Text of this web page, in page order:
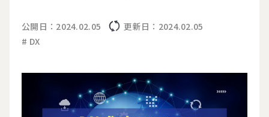
公開日：2024.02.05
更新日：2024.02.05
# DX